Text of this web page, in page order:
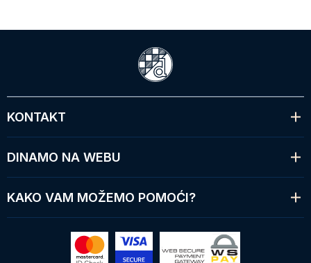
KONTAKT
DINAMO NA WEBU
KAKO VAM MOŽEMO POMOĆI?